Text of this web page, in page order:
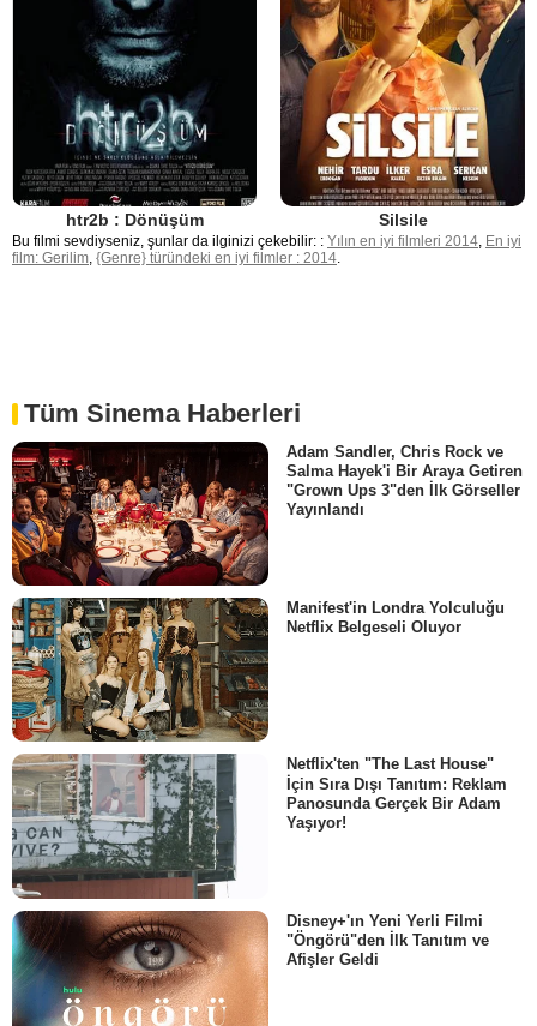
htr2b : Dönüşüm Silsile
Bu filmi sevdiyseniz, şunlar da ilginizi çekebilir: : Yılın en iyi filmleri 2014 En iyi
film: Gerilim {Genre} türündeki en iyi filmler : 2014
Tüm Sinema Haberleri
Adam Sandler, Chris Rock ve
Salma Hayek'i Bir Araya Getiren
"Grown Ups 3"den İlk Görseller
Yayınlandı
Manifest'in Londra Yolculuğu
Netflix Belgeseli Oluyor
Netflix'ten "The Last House"
İçin Sıra Dışı Tanıtım: Reklam
Panosunda Gerçek Bir Adam
Yaşıyor!
Disney+'ın Yeni Yerli Filmi
"Öngörü"den İlk Tanıtım ve
Afişler Geldi